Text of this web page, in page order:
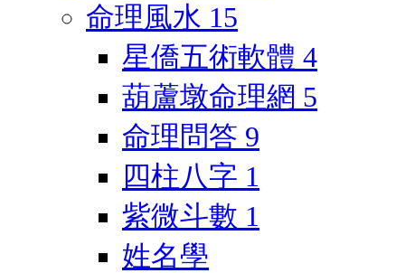
命理風水 15
星僑五術軟體 4
葫蘆墩命理網 5
命理問答 9
四柱八字 1
紫微斗數 1
姓名學